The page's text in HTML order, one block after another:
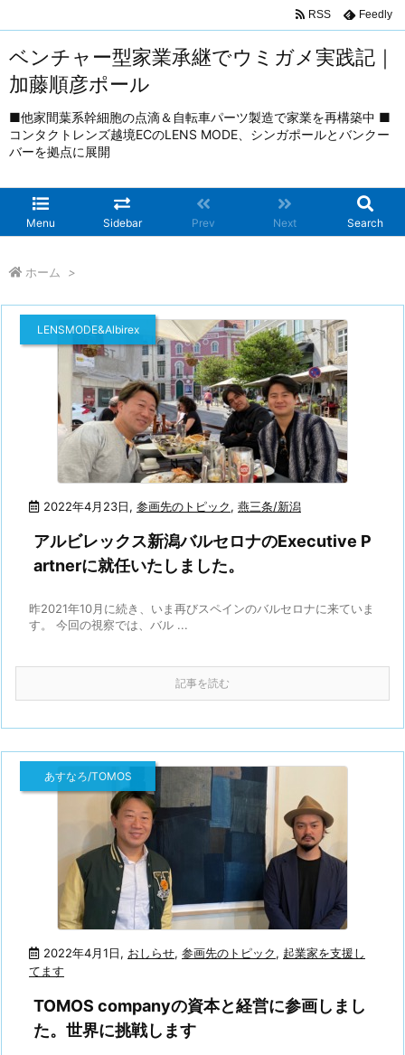
ベンチャー型家業承継でウミガメ実践記｜
加藤順彦ポール
■他家間葉系幹細胞の点滴＆自転車パーツ製造で家業を再構築中 ■
コンタクトレンズ越境ECのLENS MODE、シンガポールとバンクー
バーを拠点に展開
Menu Sidebar Prev Next Search
RSS Feedly
ホーム >
2022年4月23日
LENSMODE&Albirex
, 参画先のトピック, 燕三条/新潟
アルビレックス新潟バルセロナのExecutive P
artnerに就任いたしました。
昨2021年10月に続き、いま再びスペインのバルセロナに来ていま
す。 今回の視察では、バル ...
記事を読む
2022年4月1日
あすなろ/TOMOS
, おしらせ, 参画先のトピック, 起業家を支援し
てます
TOMOS companyの資本と経営に参画しまし
た。世界に挑戦します